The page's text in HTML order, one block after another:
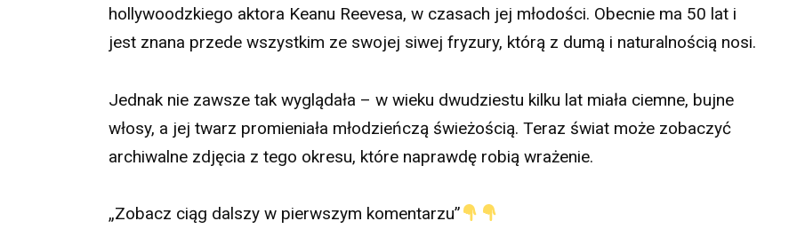
hollywoodzkiego aktora Keanu Reevesa, w czasach jej młodości. Obecnie ma 50 lat i
jest znana przede wszystkim ze swojej siwej fryzury, którą z dumą i naturalnością nosi.
Jednak nie zawsze tak wyglądała – w wieku dwudziestu kilku lat miała ciemne, bujne
włosy, a jej twarz promieniała młodzieńczą świeżością. Teraz świat może zobaczyć
archiwalne zdjęcia z tego okresu, które naprawdę robią wrażenie.
„Zobacz ciąg dalszy w pierwszym komentarzu”